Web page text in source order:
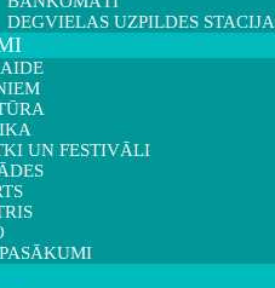
DEGVIELAS UZPILDES
UN FESTIVĀLI